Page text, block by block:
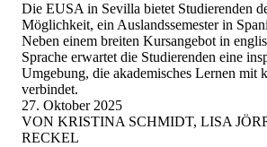
Die EUSA in Sevilla bietet Studierenden
Möglichkeit, ein Auslandssemester in
Neben einem breiten Kursangebot in
Sprache erwartet die Studierenden eine
Umgebung, die akademisches Lernen mit
verbindet.
27. Oktober 2025
VON KRISTINA SCHMIDT, LISA
RECKEL